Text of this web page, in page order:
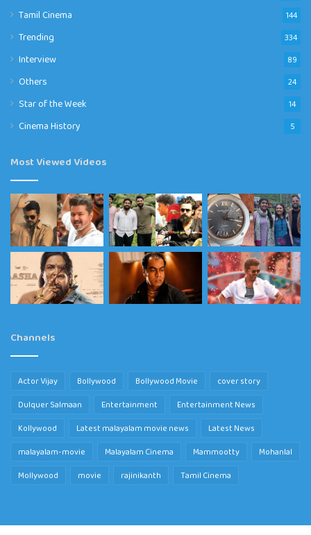
Tamil Cinema 144
Trending 334
Interview 89
Others 24
Star of the Week 14
Cinema History 5
Most Viewed Videos
Channels
Actor Vijay Bollywood Bollywood Movie
cover story
Dulquer Salmaan
Entertainment
Entertainment News
Kollywood
Latest malayalam movie news
Latest News
malayalam-movie
Malayalam Cinema Mammootty
Mohanlal
Mollywood
movie rajinikanth Tamil Cinema